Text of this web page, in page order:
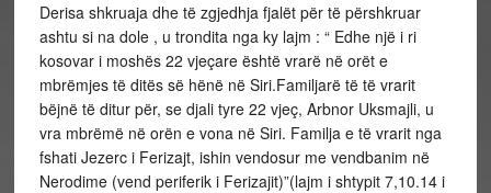
Derisa shkruaja dhe të zgjedhja fjalët për të përshkruar
ashtu si na dole , u trondita nga ky lajm : “ Edhe një i ri
kosovar i moshës 22 vjeçare është vrarë në orët e
mbrëmjes të ditës së hënë në Siri.Familjarë të të vrarit
bëjnë të ditur për, se djali tyre 22 vjeç, Arbnor Uksmajli, u
vra mbrëmë në orën e vona në Siri. Familja e të vrarit nga
fshati Jezerc i Ferizajt, ishin vendosur me vendbanim në
Nerodime (vend periferik i Ferizajit)”(lajm i shtypit 7,10.14 i